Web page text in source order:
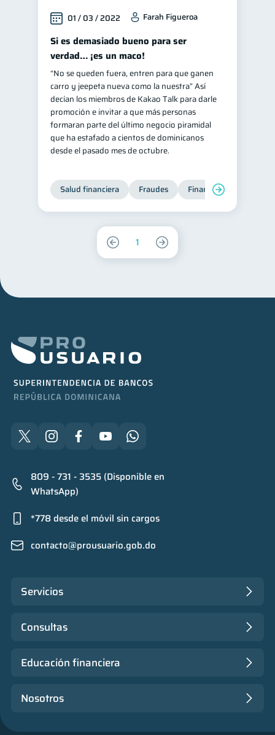
01 / 03 / 2022 Farah Figueroa
Si es demasiado bueno para ser
verdad… ¡es un maco!
“No se queden fuera, entren para que ganen
carro y jeepeta nueva como la nuestra” Así
decían los miembros de Kakao Talk para darle
promoción e invitar a que más personas
formaran parte del último negocio piramidal
que ha estafado a cientos de dominicanos
desde el pasado mes de octubre.
Salud financiera Fraudes Finanzas personales
1
809 - 731 - 3535 (Disponible en
WhatsApp)
*778 desde el móvil sin cargos
contacto@prousuario.gob.do
Servicios
Consultas
Educación financiera
Nosotros